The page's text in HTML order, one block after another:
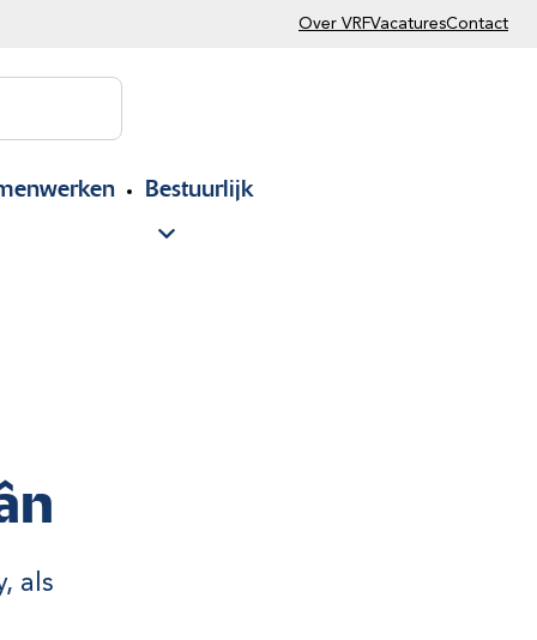
Bestuurlijk
Over VRFVacaturesContact
als